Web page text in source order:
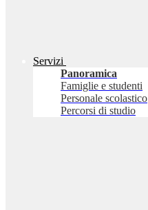
Servizi
Panoramica
Famiglie e studenti
Personale scolastico
Percorsi di studio